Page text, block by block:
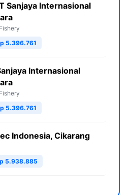
Sanjaya Internasional
5.396.761
Internasional
5.396.761
Indonesia, Cikarang
5.938.885